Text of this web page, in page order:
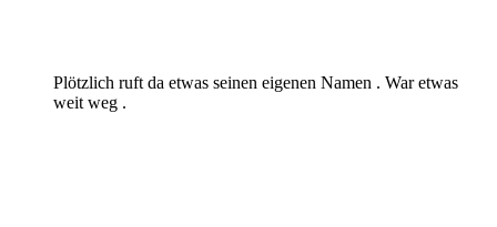
Plötzlich ruft da etwas seinen eigenen Namen . War etwas
weit weg .